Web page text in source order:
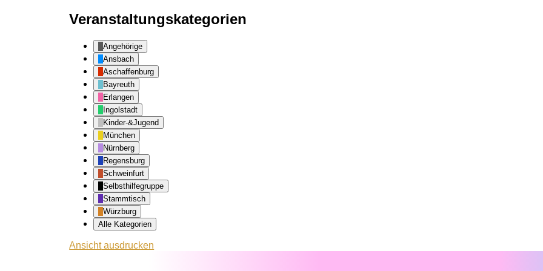
Veranstaltungskategorien
Angehörige
Ansbach
Aschaffenburg
Bayreuth
Erlangen
Ingolstadt
Kinder-&Jugend
München
Nürnberg
Regensburg
Schweinfurt
Selbsthilfegruppe
Stammtisch
Würzburg
Alle Kategorien
Ansichtausdrucken